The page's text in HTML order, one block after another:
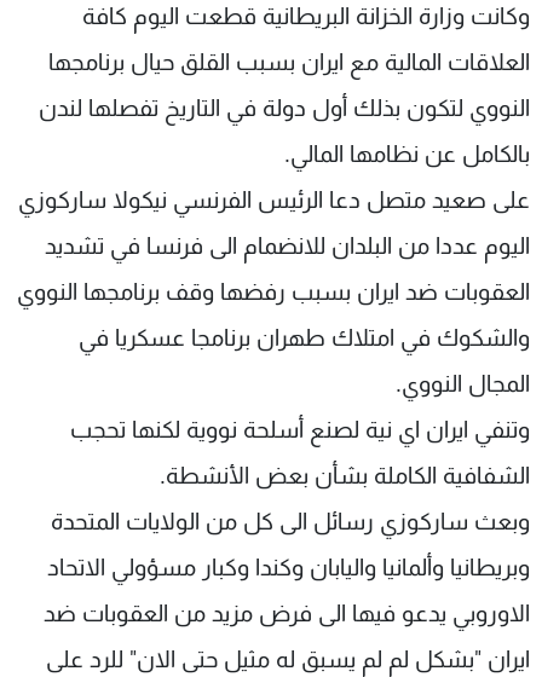
وكانت وزارة الخزانة البريطانية قطعت اليوم كافة
العلاقات المالية مع ايران بسبب القلق حيال برنامجها
النووي لتكون بذلك أول دولة في التاريخ تفصلها لندن
بالكامل عن نظامها المالي.
على صعيد متصل دعا الرئيس الفرنسي نيكولا ساركوزي
اليوم عددا من البلدان للانضمام الى فرنسا في تشديد
العقوبات ضد ايران بسبب رفضها وقف برنامجها النووي
والشكوك في امتلاك طهران برنامجا عسكريا في
المجال النووي.
وتنفي ايران اي نية لصنع أسلحة نووية لكنها تحجب
الشفافية الكاملة بشأن بعض الأنشطة.
وبعث ساركوزي رسائل الى كل من الولايات المتحدة
وبريطانيا وألمانيا واليابان وكندا وكبار مسؤولي الاتحاد
الاوروبي يدعو فيها الى فرض مزيد من العقوبات ضد
ايران "بشكل لم لم يسبق له مثيل حتى الان" للرد على